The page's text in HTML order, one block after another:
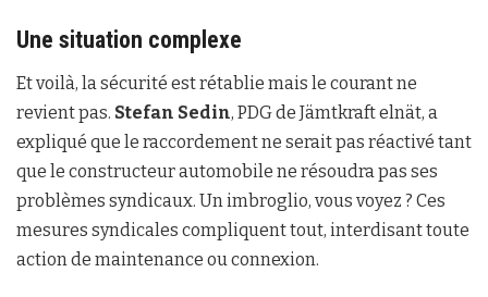
Une situation complexe
Et voilà, la sécurité est rétablie mais le courant ne
revient pas. Stefan Sedin, PDG de Jämtkraft elnät, a
expliqué que le raccordement ne serait pas réactivé tant
que le constructeur automobile ne résoudra pas ses
problèmes syndicaux. Un imbroglio, vous voyez ? Ces
mesures syndicales compliquent tout, interdisant toute
action de maintenance ou connexion.